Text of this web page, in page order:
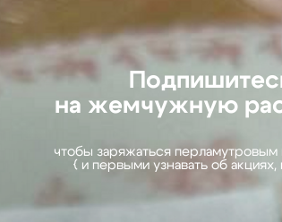
на кнопку, вы соглашаетесь
конфиденциальности
чтобы заряжаться перламутровым настроением
{ и первыми узнавать об акциях, новинках }
e-mail